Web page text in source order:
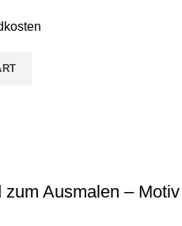
zum Ausmalen – Motiv